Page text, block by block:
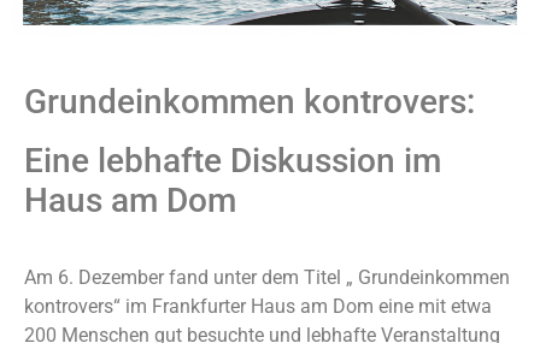
Grundeinkommen kontrovers:
Eine lebhafte Diskussion im
Haus am Dom
Am 6. Dezember fand unter dem Titel „ Grundeinkommen
kontrovers“ im Frankfurter Haus am Dom eine mit etwa
200 Menschen gut besuchte und lebhafte Veranstaltung